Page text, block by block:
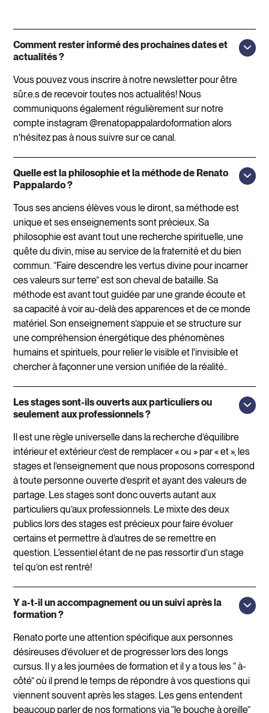
Comment rester informé des prochaines dates et
actualités ?
Vous pouvez vous inscrire à notre newsletter pour être
sûr.e.s de recevoir toutes nos actualités! Nous
communiquons également régulièrement sur notre
compte instagram @renatopappalardoformation alors
n'hésitez pas à nous suivre sur ce canal.
Quelle est la philosophie et la méthode de Renato
Pappalardo ?
Tous ses anciens élèves vous le diront, sa méthode est
unique et ses enseignements sont précieux. Sa
philosophie est avant tout une recherche spirituelle, une
quête du divin, mise au service de la fraternité et du bien
commun. “Faire descendre les vertus divine pour incarner
ces valeurs sur terre” est son cheval de bataille. Sa
méthode est avant tout guidée par une grande écoute et
sa capacité à voir au-delà des apparences et de ce monde
matériel. Son enseignement s’appuie et se structure sur
une compréhension énergétique des phénomènes
humains et spirituels, pour relier le visible et l'invisible et
chercher à façonner une version unifiée de la réalité..
Les stages sont-ils ouverts aux particuliers ou
seulement aux professionnels ?
Il est une règle universelle dans la recherche d’équilibre
intérieur et extérieur c’est de remplacer « ou » par « et », les
stages et l’enseignement que nous proposons correspond
à toute personne ouverte d’esprit et ayant des valeurs de
partage. Les stages sont donc ouverts autant aux
particuliers qu’aux professionnels. Le mixte des deux
publics lors des stages est précieux pour faire évoluer
certains et permettre à d’autres de se remettre en
question. L'essentiel étant de ne pas ressortir d’un stage
tel qu’on est rentré!
Y a-t-il un accompagnement ou un suivi après la
formation ?
Renato porte une attention spécifique aux personnes
désireuses d’évoluer et de progresser lors des longs
cursus. Il y a les journées de formation et il y a tous les “ à-
côté” où il prend le temps de répondre à vos questions qui
viennent souvent après les stages. Les gens entendent
beaucoup parler de nos formations via “le bouche à oreille”